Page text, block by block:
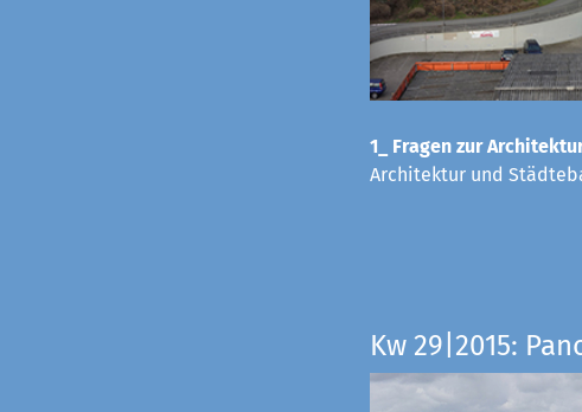
1_ Fragen zur Architektur
Architektur und
Kw 29|2015: